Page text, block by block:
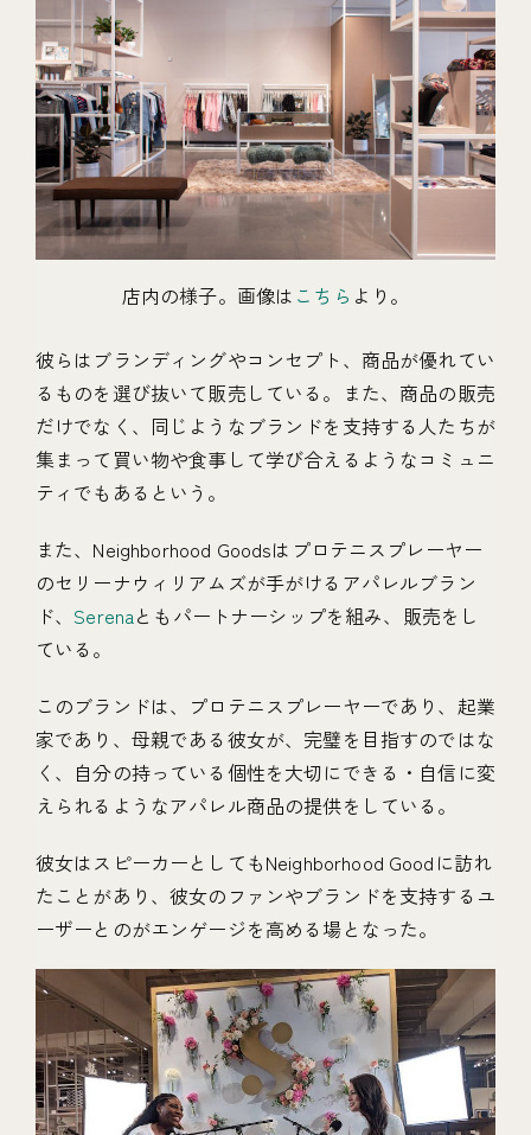
店内の様子。画像は こちら より。
彼らはブランディングやコンセプト、商品が優れてい
るものを選び抜いて販売している。また、商品の販売
だけでなく、同じようなブランドを支持する人たちが
集まって買い物や食事して学び合えるようなコミュニ
ティでもあるという。
また、Neighborhood Goodsはプロテニスプレーヤー
のセリーナウィリアムズが手がけるアパレルブラン
ド、Serenaともパートナーシップを組み、販売をし
ている。
このブランドは、プロテニスプレーヤーであり、起業
家であり、母親である彼女が、完璧を目指すのではな
く、自分の持っている個性を大切にできる・自信に変
えられるようなアパレル商品の提供をしている。
彼女はスピーカーとしてもNeighborhood Goodに訪れ
たことがあり、彼女のファンやブランドを支持するユ
ーザーとのがエンゲージを高める場となった。